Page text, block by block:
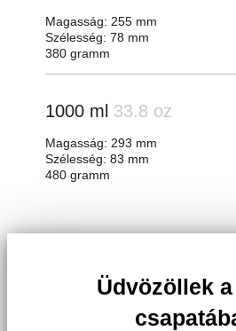
Magasság: 255 mm
Szélesség: 78 mm
380 gramm
1000 ml 33.8 oz
Magasság: 293 mm
Szélesség: 83 mm
480 gramm
Üdvözöllek